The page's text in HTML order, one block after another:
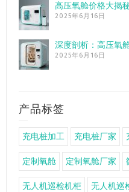
高压氧舱价格大揭
2025年6月16日
深度剖析：高压氧
2025年6月16日
产品标签
充电桩加工 充电桩厂家
定制氧舱 定制氧舱厂家
无人机巡检机柜 无人机巡